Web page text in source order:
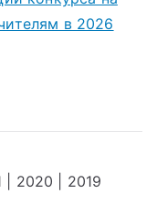
в 2026
2020 2019